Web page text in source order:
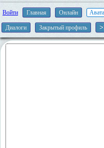
Войти Главная Онлайн
Диалоги Закрытый профиль